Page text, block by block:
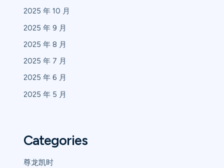
2025 年 10 月
2025 年 9 月
2025 年 8 月
2025 年 7 月
2025 年 6 月
2025 年 5 月
Categories
尊龙凯时